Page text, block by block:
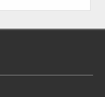
低价陷阱忽悠